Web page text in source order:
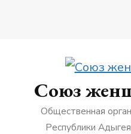
Союз
Общественная
Республики